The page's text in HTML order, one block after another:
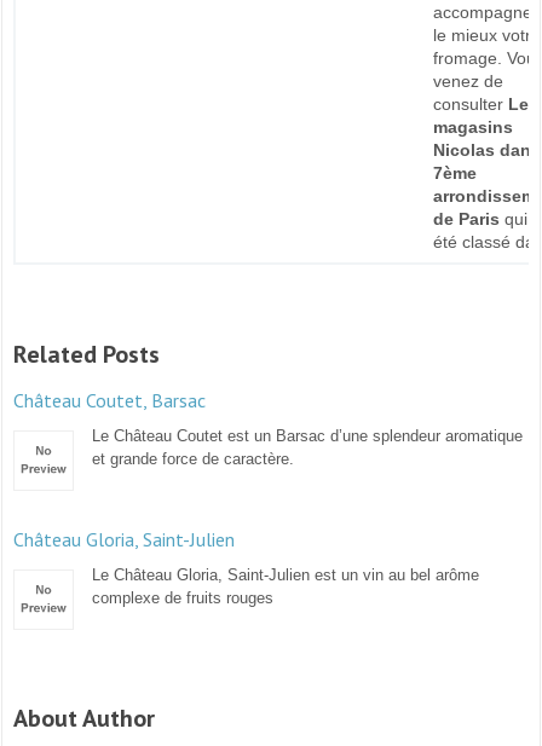
le mieux votre
fromage.
venez de
consulter Les
magasins
Nicolas
7ème
de Paris qui a
été classé
Related Posts
Château Coutet, Barsac
Le Château Coutet est un Barsac d’une splendeur aromatique
et grande force de caractère.
Château Gloria, Saint-Julien
Le Château Gloria, Saint-Julien est un vin au bel arôme
complexe de fruits rouges
About Author